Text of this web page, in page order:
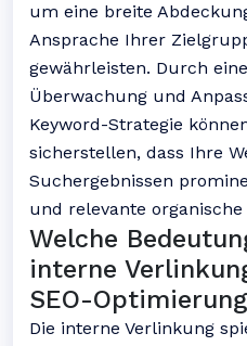
um eine breite
Ansprache Ihrer
gewährleisten. Durch
Überwachung und
Keyword-Strategie
sicherstellen, dass Ihre
Suchergebnissen
und relevante
Welche
interne
SEO-
Die interne Verlinkung